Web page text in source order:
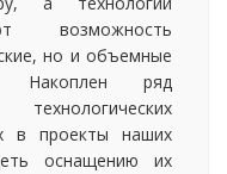
возможность
но и объемные
Накоплен ряд
в проекты наших
оснащению их